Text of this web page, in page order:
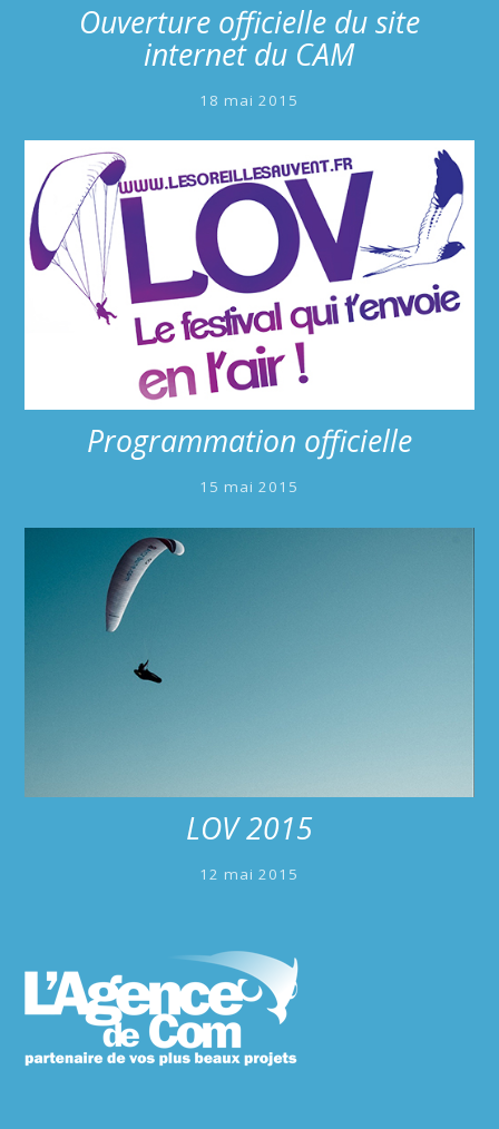
Ouverture officielle du site
internet du CAM
18 mai 2015
Programmation officielle
15 mai 2015
LOV 2015
12 mai 2015